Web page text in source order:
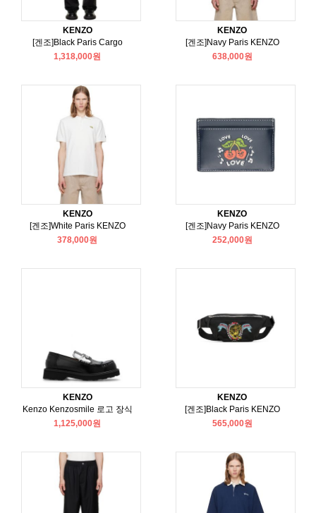
KENZO
[겐조]Black Paris Cargo
1,318,000원
KENZO
[겐조]Navy Paris KENZO
638,000원
KENZO
[겐조]White Paris KENZO
378,000원
KENZO
[겐조]Navy Paris KENZO
252,000원
KENZO
Kenzo Kenzosmile 로고 장식
1,125,000원
KENZO
[겐조]Black Paris KENZO
565,000원